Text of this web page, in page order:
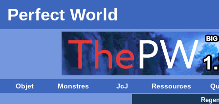
Perfect World
Objet Monstres JcJ Ressources